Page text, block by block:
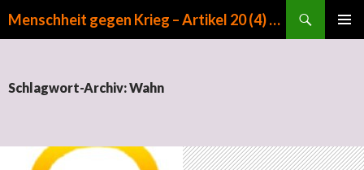
Menschheit gegen Krieg – Artikel 20 (4) GG
Schlagwort-Archiv: Wahn